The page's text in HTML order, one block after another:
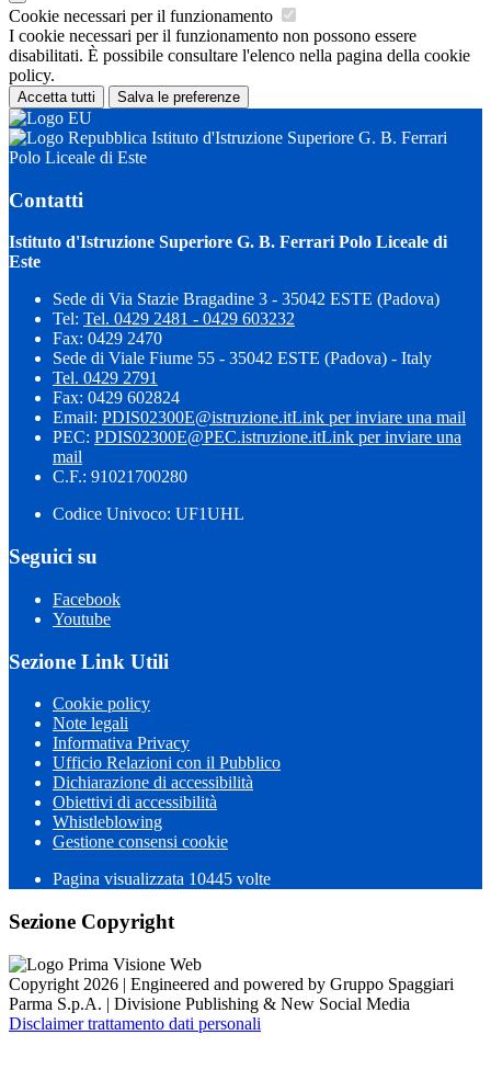
Cookie necessari per il funzionamento
I cookie necessari per il funzionamento non possono essere
disabilitati. È possibile consultare l'elenco nella pagina della cookie
policy.
Accetta tutti Salva le preferenze
Istituto d'Istruzione Superiore G. B. Ferrari
Polo Liceale di Este
Contatti
Istituto d'Istruzione Superiore G. B. Ferrari Polo Liceale di
Este
Sede di Via Stazie Bragadine 3 - 35042 ESTE (Padova)
Tel: Tel. 0429 2481 - 0429 603232
Fax: 0429 2470
Sede di Viale Fiume 55 - 35042 ESTE (Padova) - Italy
Tel. 0429 2791
Fax: 0429 602824
Email: PDIS02300E@istruzione.itLink per inviare una mail
PEC: PDIS02300E@PEC.istruzione.itLink per inviare una
mail
C.F.: 91021700280
Codice Univoco: UF1UHL
Seguici su
Facebook
Youtube
Sezione Link Utili
Cookie policy
Note legali
Informativa Privacy
Ufficio Relazioni con il Pubblico
Dichiarazione di accessibilità
Obiettivi di accessibilità
Whistleblowing
Gestione consensi cookie
Pagina visualizzata 10445 volte
Sezione Copyright
Copyright 2026 | Engineered and powered by Gruppo Spaggiari
Parma S.p.A. | Divisione Publishing & New Social Media
Disclaimer trattamento dati personali